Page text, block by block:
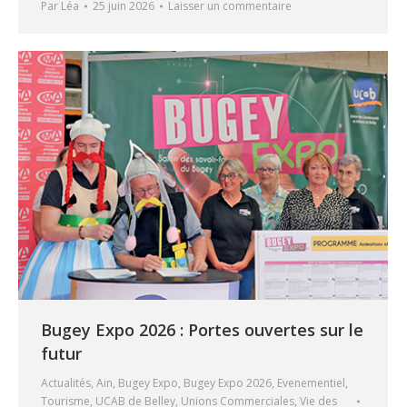
Par Léa 25 juin 2026 Laisser un commentaire
Bugey Expo 2026 : Portes ouvertes sur le
futur
Actualités, Ain, Bugey Expo, Bugey Expo 2026, Evenementiel,
Tourisme, UCAB de Belley, Unions Commerciales, Vie des